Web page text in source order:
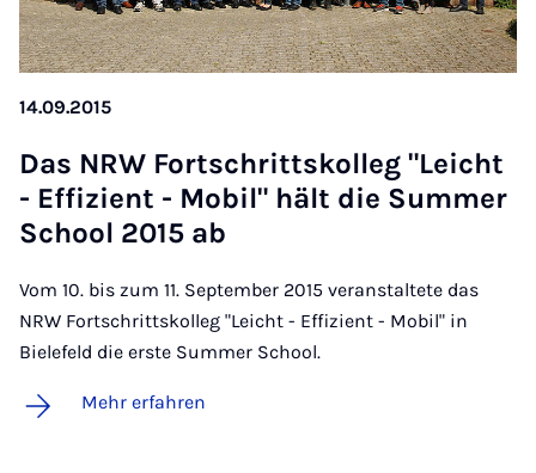
14.09.2015
Das NRW Fort­s­chritts­kol­leg "Leicht
- Ef­fi­zi­ent - Mo­bil" hält die Sum­mer
School 2015 ab
Vom 10. bis zum 11. September 2015 veranstaltete das
NRW Fortschrittskolleg "Leicht - Effizient - Mobil" in
Bielefeld die erste Summer School.
Mehr erfahren